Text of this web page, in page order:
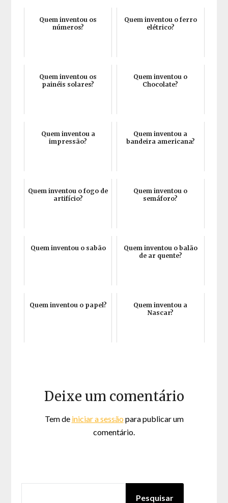
Quem inventou os
números?
Quem inventou o ferro
elétrico?
Quem inventou os
painéis solares?
Quem inventou o
Chocolate?
Quem inventou a
impressão?
Quem inventou a
bandeira americana?
Quem inventou o fogo de
artifício?
Quem inventou o
semáforo?
Quem inventou o sabão
Quem inventou o balão
de ar quente?
Quem inventou o papel?
Quem inventou a
Nascar?
Deixe um comentário
Tem de iniciar a sessão para publicar um
comentário.
Pesquisar